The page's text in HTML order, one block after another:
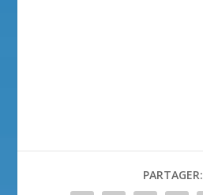
PARTAGER: